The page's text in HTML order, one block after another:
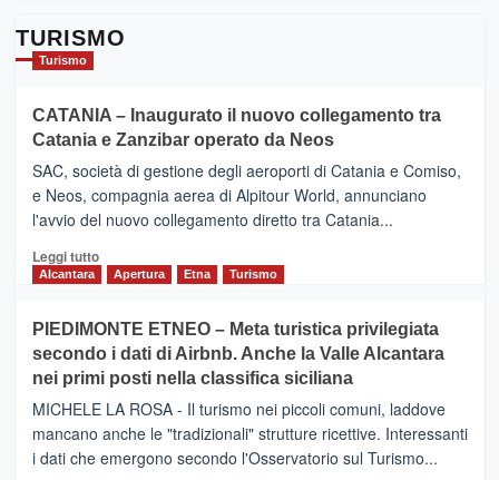
TURISMO
Turismo
CATANIA – Inaugurato il nuovo collegamento tra
Catania e Zanzibar operato da Neos
SAC, società di gestione degli aeroporti di Catania e Comiso,
e Neos, compagnia aerea di Alpitour World, annunciano
l'avvio del nuovo collegamento diretto tra Catania...
Leggi tuttoLeggi
CATANIA
–
Inaugurato
il
nuovo
collegamento
tra
Alcantara Apertura Etna Turismo
PIEDIMONTE ETNEO – Meta turistica privilegiata
secondo i dati di Airbnb. Anche la Valle Alcantara
nei primi posti nella classifica siciliana
MICHELE LA ROSA - Il turismo nei piccoli comuni, laddove
mancano anche le "tradizionali" strutture ricettive. Interessanti
i dati che emergono secondo l'Osservatorio sul Turismo...